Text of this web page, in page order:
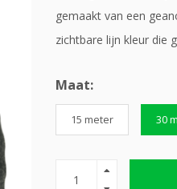
gemaakt van een
zichtbare lijn kleur die
Maat:
15 meter 30